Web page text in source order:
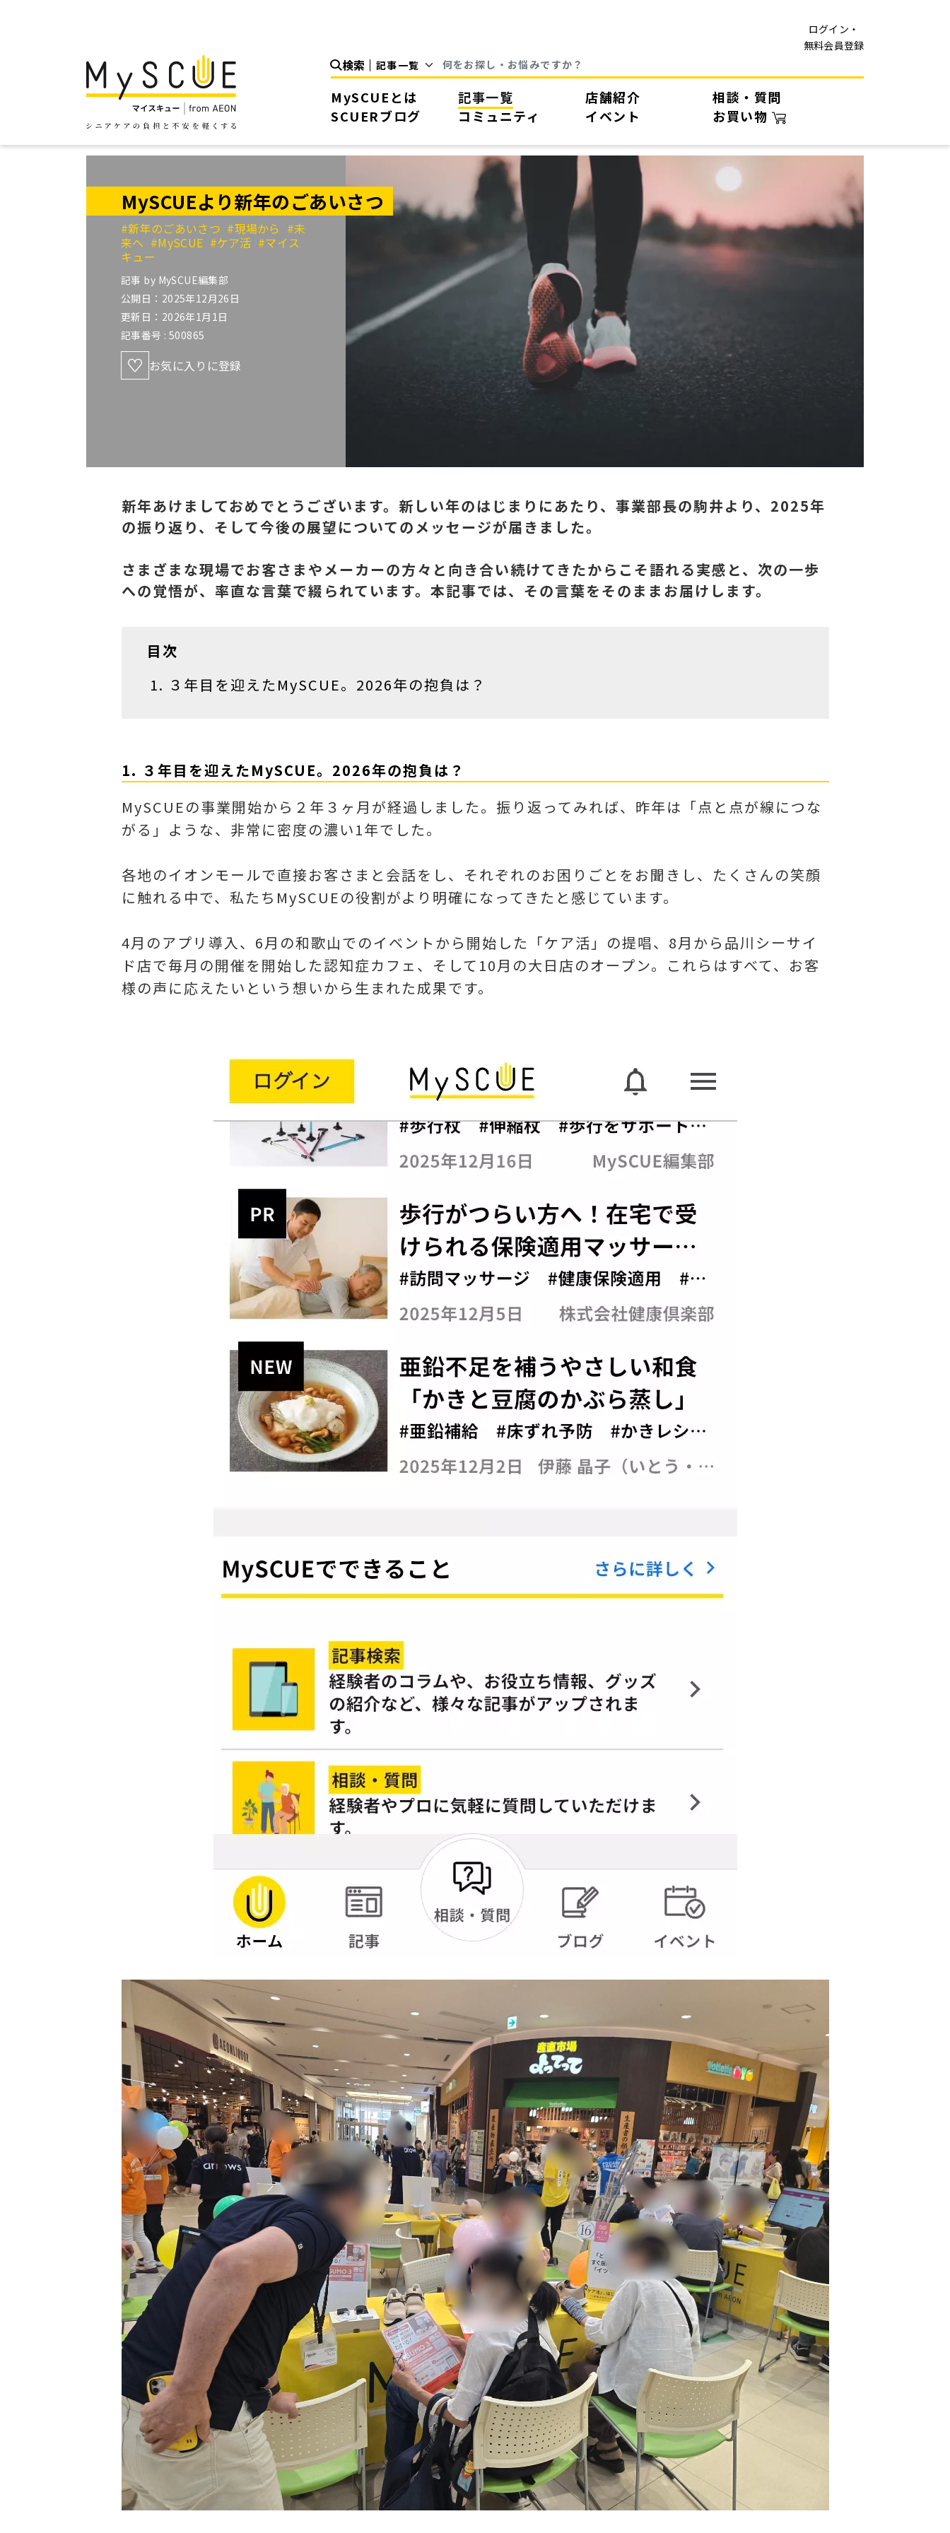
ログイン・
無料会員登録
検索
MySCUEとは 記事一覧 店舗紹介
相談・質問
SCUERブログ
コミュニティ イベント お買い物
MySCUEより新年のごあいさつ
#新年のごあいさつ #現場から #未
来へ #MySCUE #ケア活 #マイス
キュー
記事 by MySCUE編集部
公開日：2025年12月26日
更新日：2026年1月1日
記事番号 : 500865
お気に入りに登録
新年あけましておめでとうございます。新しい年のはじまりにあたり、事業部長の駒井より、2025年
の振り返り、そして今後の展望についてのメッセージが届きました。
さまざまな現場でお客さまやメーカーの方々と向き合い続けてきたからこそ語れる実感と、次の一歩
への覚悟が、率直な言葉で綴られています。本記事では、その言葉をそのままお届けします。
目次
３年目を迎えたMySCUE。2026年の抱負は？
1. ３年目を迎えたMySCUE。2026年の抱負は？
MySCUEの事業開始から２年３ヶ月が経過しました。振り返ってみれば、昨年は「点と点が線につな
がる」ような、非常に密度の濃い1年でした。
各地のイオンモールで直接お客さまと会話をし、それぞれのお困りごとをお聞きし、たくさんの笑顔
に触れる中で、私たちMySCUEの役割がより明確になってきたと感じています。
4月のアプリ導入、6月の和歌山でのイベントから開始した「ケア活」の提唱、8月から品川シーサイ
ド店で毎月の開催を開始した認知症カフェ、そして10月の大日店のオープン。これらはすべて、お客
様の声に応えたいという想いから生まれた成果です。